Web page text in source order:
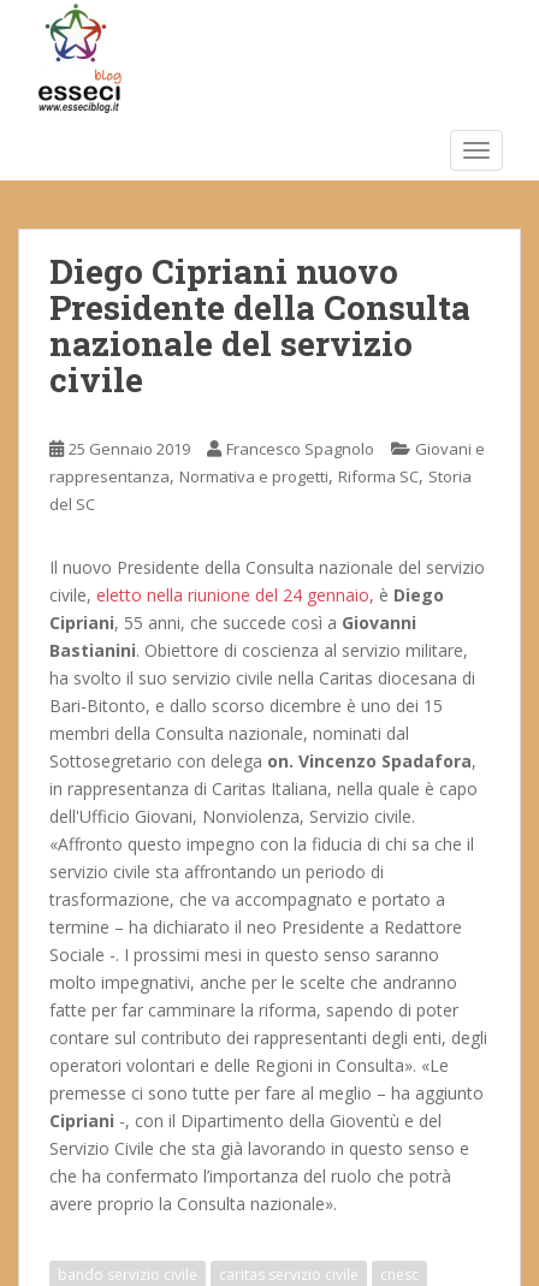
m
Diego Cipriani nuovo
Presidente della Consulta
nazionale del servizio
civile
25 Gennaio 2019 Francesco Spagnolo
Giovani e
rappresentanza, Normativa e progetti, Riforma SC, Storia
del SC
Il nuovo Presidente della Consulta nazionale del servizio
civile, eletto nella riunione del 24 gennaio, è Diego
Cipriani, 55 anni, che succede così a Giovanni
Bastianini. Obiettore di coscienza al servizio militare,
ha svolto il suo servizio civile nella Caritas diocesana di
Bari-Bitonto, e dallo scorso dicembre è uno dei 15
membri della Consulta nazionale, nominati dal
Sottosegretario con delega on. Vincenzo Spadafora,
in rappresentanza di Caritas Italiana, nella quale è capo
dell'Ufficio Giovani, Nonviolenza, Servizio civile.
«Affronto questo impegno con la fiducia di chi sa che il
servizio civile sta affrontando un periodo di
trasformazione, che va accompagnato e portato a
termine – ha dichiarato il neo Presidente a Redattore
Sociale -. I prossimi mesi in questo senso saranno
molto impegnativi, anche per le scelte che andranno
fatte per far camminare la riforma, sapendo di poter
contare sul contributo dei rappresentanti degli enti, degli
operatori volontari e delle Regioni in Consulta». «Le
premesse ci sono tutte per fare al meglio – ha aggiunto
Cipriani -, con il Dipartimento della Gioventù e del
Servizio Civile che sta già lavorando in questo senso e
che ha confermato l’importanza del ruolo che potrà
avere proprio la Consulta nazionale».
bando servizio civile caritas servizio civile
cnesc